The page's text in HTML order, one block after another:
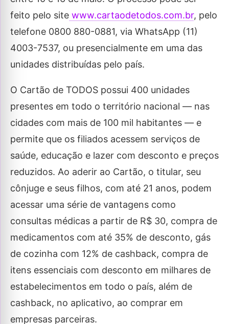
feito pelo site www.cartaodetodos.com.br, pelo
telefone 0800 880-0881, via WhatsApp (11)
4003-7537, ou presencialmente em uma das
unidades distribuídas pelo país.
O Cartão de TODOS possui 400 unidades
presentes em todo o território nacional — nas
cidades com mais de 100 mil habitantes — e
permite que os filiados acessem serviços de
saúde, educação e lazer com desconto e preços
reduzidos. Ao aderir ao Cartão, o titular, seu
cônjuge e seus filhos, com até 21 anos, podem
acessar uma série de vantagens como
consultas médicas a partir de R$ 30, compra de
medicamentos com até 35% de desconto, gás
de cozinha com 12% de cashback, compra de
itens essenciais com desconto em milhares de
estabelecimentos em todo o país, além de
cashback, no aplicativo, ao comprar em
empresas parceiras.